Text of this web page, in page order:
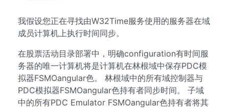
我假设您正在寻找由W32Time服务使用的服务器在域
成员计算机上执行时间同步。
在股票活动目录部署中，明确configuration有时间服
务器的唯一计算机将是计算机在林根域中保存PDC模
拟器FSMOangular色。 林根域中的所有域控制器与
PDC模拟器FSMOangular色持有者同步时间。 子域
中的所有PDC Emulator FSMOangular色持有者将其